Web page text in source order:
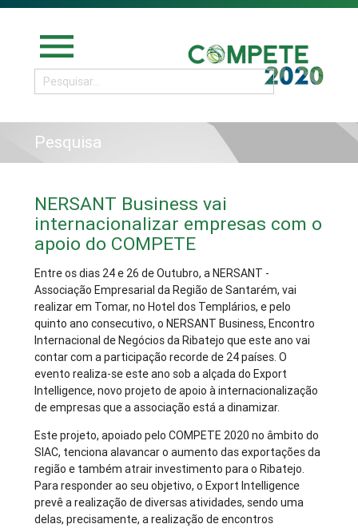
menu
Pesquisa
NERSANT Business vai
internacionalizar empresas com o
apoio do COMPETE
Entre os dias 24 e 26 de Outubro, a NERSANT -
Associação Empresarial da Região de Santarém, vai
realizar em Tomar, no Hotel dos Templários, e pelo
quinto ano consecutivo, o NERSANT Business, Encontro
Internacional de Negócios da Ribatejo que este ano vai
contar com a participação recorde de 24 países. O
evento realiza-se este ano sob a alçada do Export
Intelligence, novo projeto de apoio à internacionalização
de empresas que a associação está a dinamizar.
Este projeto, apoiado pelo COMPETE 2020 no âmbito do
SIAC, tenciona alavancar o aumento das exportações da
região e também atrair investimento para o Ribatejo.
Para responder ao seu objetivo, o Export Intelligence
prevê a realização de diversas atividades, sendo uma
delas, precisamente, a realização de encontros